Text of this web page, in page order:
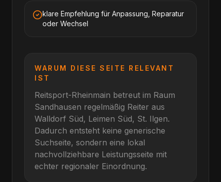
klare Empfehlung für Anpassung, Reparatur
oder Wechsel
WARUM DIESE SEITE RELEVANT
IST
Reitsport-Rheinmain betreut im Raum
Sandhausen regelmäßig Reiter aus
Walldorf Süd, Leimen Süd, St. Ilgen.
Dadurch entsteht keine generische
Suchseite, sondern eine lokal
nachvollziehbare Leistungsseite mit
echter regionaler Einordnung.